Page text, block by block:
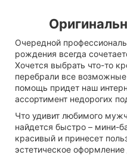
Очередной
рождения всегда
Хочется выбрать что-то
перебрали все
помощь придет наш
ассортимент недорогих
Что удивит любимого
найдется быстро – мини-
красивый и принесет
эстетическое оформление